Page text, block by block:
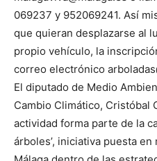
069237 y 952069241. Así
que quieran desplazarse al
propio vehículo, la
correo electrónico
El diputado de Medio
Cambio Climático, Cristóbal
actividad forma parte de la
árboles’, iniciativa puesta